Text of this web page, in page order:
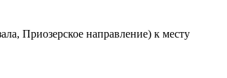
Приозерское направление) к месту